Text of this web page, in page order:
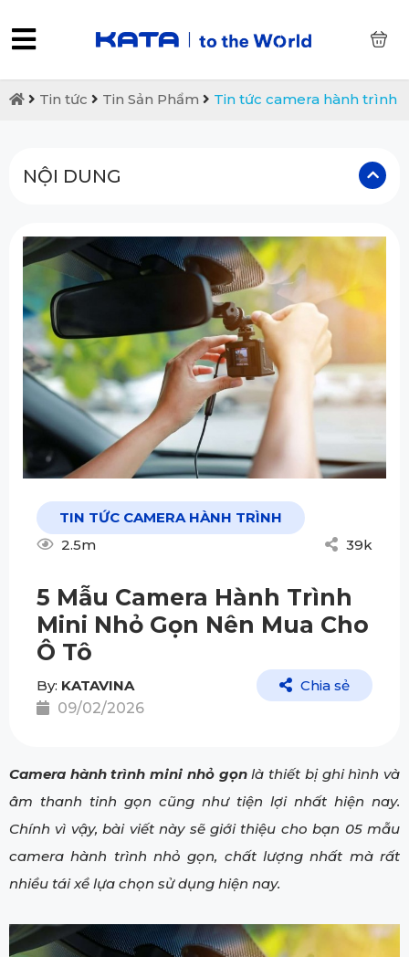
Tin tức Tin Sản Phẩm Tin tức camera hành trình
NỘI DUNG
TIN TỨC CAMERA HÀNH TRÌNH
2.5m
39k
5 Mẫu Camera Hành Trình
Mini Nhỏ Gọn Nên Mua Cho
Ô Tô
By: KATAVINA
09/02/2026
Chia sẻ
Camera hành trình mini nhỏ gọnlà thiết bị ghi hình và
âm thanh tinh gọn cũng như tiện lợi nhất hiện nay.
Chính vì vậy, bài viết này sẽ giới thiệu cho bạn 05 mẫu
camera hành trình nhỏ gọn, chất lượng nhất mà rất
nhiều tái xề lựa chọn sử dụng hiện nay.